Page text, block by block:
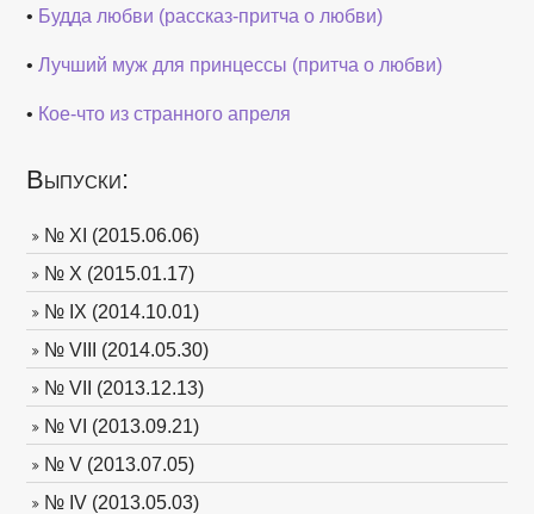
• Будда любви (рассказ-притча о любви)
•Лучший муж для принцессы (притча о любви)
• Кое-что из странного апреля
Выпуски:
№ XI (2015.06.06)
№ X (2015.01.17)
№ IX (2014.10.01)
№ VIII (2014.05.30)
№ VII (2013.12.13)
№ VI (2013.09.21)
№ V (2013.07.05)
№ IV (2013.05.03)